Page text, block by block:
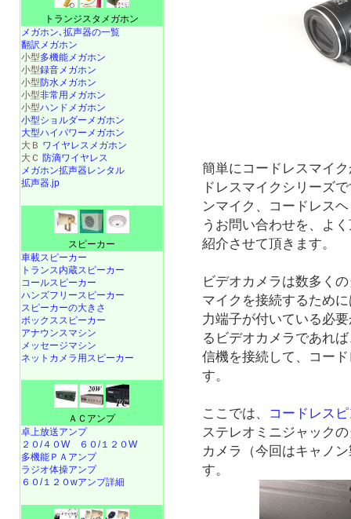
簡単にコードレスマイ
ドレスマイクシリーズ
ンマイク、コードレス
うお問い合わせを、よ
紹介させて頂きます。
ビデオカメラは数多く
マイクを接続するため
力端子が付いている必
るビデオカメラであれ
信機を接続して、コー
す。
ここでは、 コードレス
ステレオミニジャック
カメラ（今回はキャノ
す。
トランジスタメガホン
メガホン､拡声器の一覧
翻訳メガホン
小型多機能メガホン
小型録音メガホン
小型防水メガホン
小型非常用メガホン
小型ハンドメガホン
小型ショルダーメガホン
大型ハイパワーメガホン
大Ｂ ワイヤレスメガホン
大Ｃ 防滴ワイヤレス
メガホン拡声器レンタル
拡声器.jp
スピーカー
車載スピーカー
トランス内蔵スピーカー
コールスピーカー
ハンズフリースピーカー
スピーカーの大きさ
ボックススピーカー
アナウンスマシン
メッセージマシン
ネットカメラ用スピーカー
ＡＣアンプ
卓上放送アンプ
２０/４０W
６０/１２０W
多機能ＰＡアンプ
ラジオ体操アンプ
６０/１２０wアンプ詳細